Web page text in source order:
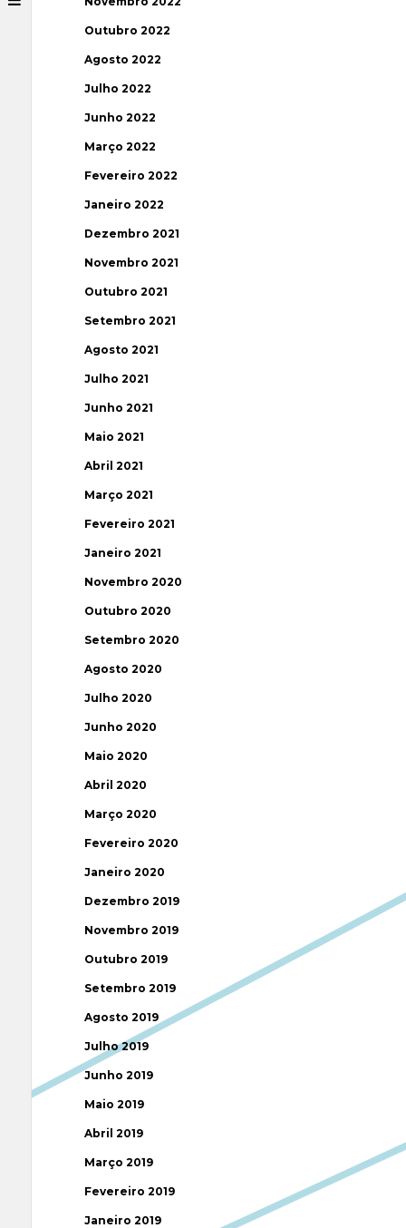
Outubro 2022
Agosto 2022
Julho 2022
Junho 2022
Março 2022
Fevereiro 2022
Janeiro 2022
Dezembro 2021
Novembro 2021
Outubro 2021
Setembro 2021
Agosto 2021
Julho 2021
Junho 2021
Maio 2021
Abril 2021
Março 2021
Fevereiro 2021
Janeiro 2021
Novembro 2020
Outubro 2020
Setembro 2020
Agosto 2020
Julho 2020
Junho 2020
Maio 2020
Abril 2020
Março 2020
Fevereiro 2020
Janeiro 2020
Dezembro 2019
Novembro 2019
Outubro 2019
Setembro 2019
Agosto 2019
Julho 2019
Junho 2019
Maio 2019
Abril 2019
Março 2019
Fevereiro 2019
Janeiro 2019